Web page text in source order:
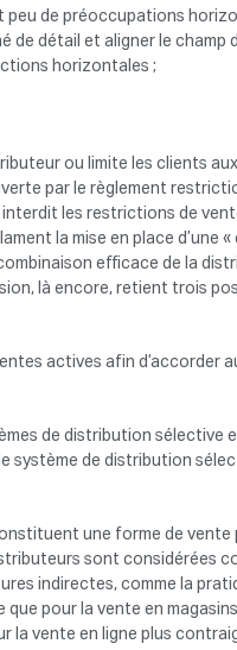
peu de préoccupations
de détail et aligner le champ
horizontales ;
ou limite les clients
par le règlement
les restrictions de
la mise en place d’une
efficace de la
là encore, retient trois
actives afin d’accorder
de distribution sélective
système de distribution
une forme de vente
sont considérées
indirectes, comme la
pour la vente en
la vente en ligne plus